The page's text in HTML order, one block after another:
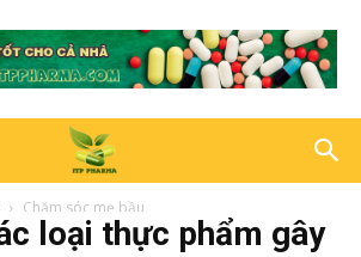
Chăm sóc mẹ bầu
loại thực phẩm gây